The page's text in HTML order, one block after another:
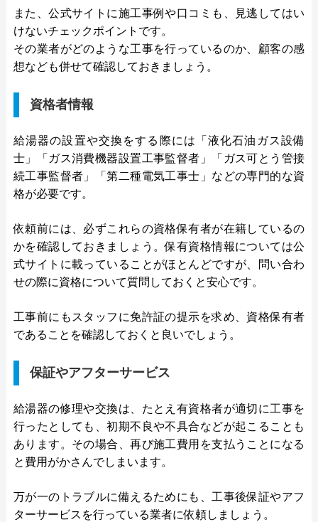
また、公式サイトに施工事例や口コミも、見逃してはい
けないチェックポイントです。
その業者がどのような工事を行っているのか、顧客の感
想なども併せて確認しておきましょう。
資格者情報
給湯器の設置や交換をする際には「液化石油ガス設備
士」「ガス消費機器設置工事監督者」「ガス可とう管接
続工事監督者」「第二種電気工事士」などの専門的な資
格が必要です。
依頼前には、必ずこれらの資格保有者が在籍しているの
かを確認しておきましょう。保有資格情報については公
式サイトに載っていることがほとんどですが、問い合わ
せの際に資格について質問しておくと安心です。
工事前にもスタッフに免許証の提示を求め、資格保有者
であることを確認しておくと良いでしょう。
保証やアフターサービス
給湯器の修理や交換は、たとえ有資格者が適切に工事を
行ったとしても、初期不良や不具合などが起こることも
あります。その場合、再び施工費用を支払うことになる
と費用がかさんでしまいます。
万が一のトラブルに備えるためにも、工事後保証やアフ
ターサービスを行っている業者に依頼しましょう。